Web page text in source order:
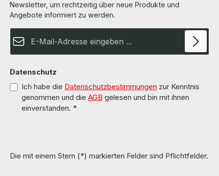
Newsletter, um rechtzeitig über neue Produkte und
Angebote informiert zu werden.
Datenschutz
Ich habe die Datenschutzbestimmungen zur Kenntnis
genommen und die AGB gelesen und bin mit ihnen
einverstanden. *
Die mit einem Stern (*) markierten Felder sind Pflichtfelder.